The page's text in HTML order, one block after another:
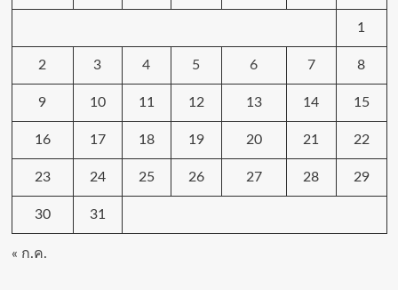
1
2 3 4 5 6 7 8
9 10 11 12 13 14 15
16 17 18 19 20 21 22
23 24 25 26 27 28 29
30 31
« ก.ค.